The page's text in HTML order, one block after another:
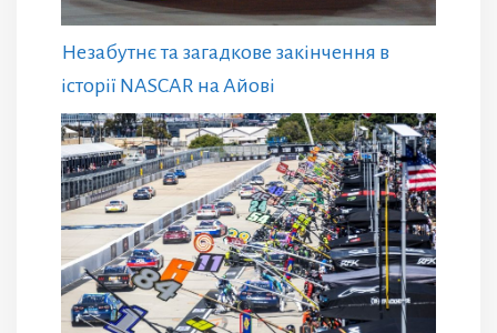
Незабутнє та загадкове закінчення в
історії NASCAR на Айові